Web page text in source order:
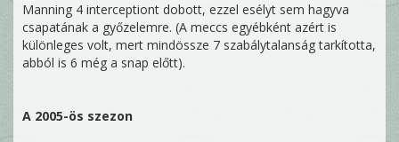
Manning 4 interceptiont dobott, ezzel esélyt sem hagyva
csapatának a győzelemre. (A meccs egyébként azért is
különleges volt, mert mindössze 7 szabálytalanság tarkította,
abból is 6 még a snap előtt).
A 2005-ös szezon